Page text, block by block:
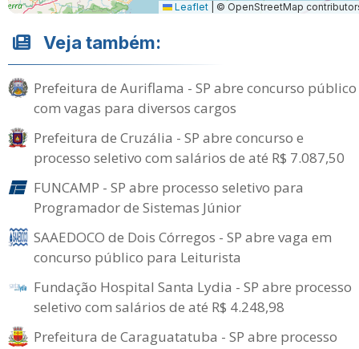
Leaflet © OpenStreetMap
Veja também:
Prefeitura de Auriflama - SP abre concurso público
com vagas para diversos cargos
Prefeitura de Cruzália - SP abre concurso e
processo seletivo com salários de até R$ 7.087,50
FUNCAMP - SP abre processo seletivo para
Programador de Sistemas Júnior
SAAEDOCO de Dois Córregos - SP abre vaga em
concurso público para Leiturista
Fundação Hospital Santa Lydia - SP abre processo
seletivo com salários de até R$ 4.248,98
Prefeitura de Caraguatatuba - SP abre processo